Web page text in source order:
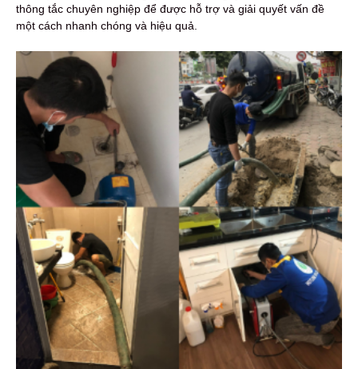
thông tắc chuyên nghiệp để được hỗ trợ và giải quyết vấn đề
một cách nhanh chóng và hiệu quả.